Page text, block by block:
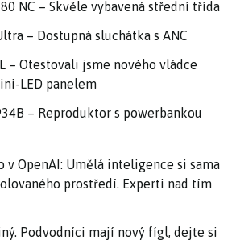
NC – Skvěle vybavená střední třída
– Dostupná sluchátka s ANC
– Otestovali jsme nového vládce
LED panelem
– Reproduktor s powerbankou
v OpenAI: Umělá inteligence si sama
prostředí. Experti nad tím
Podvodníci mají nový fígl, dejte si